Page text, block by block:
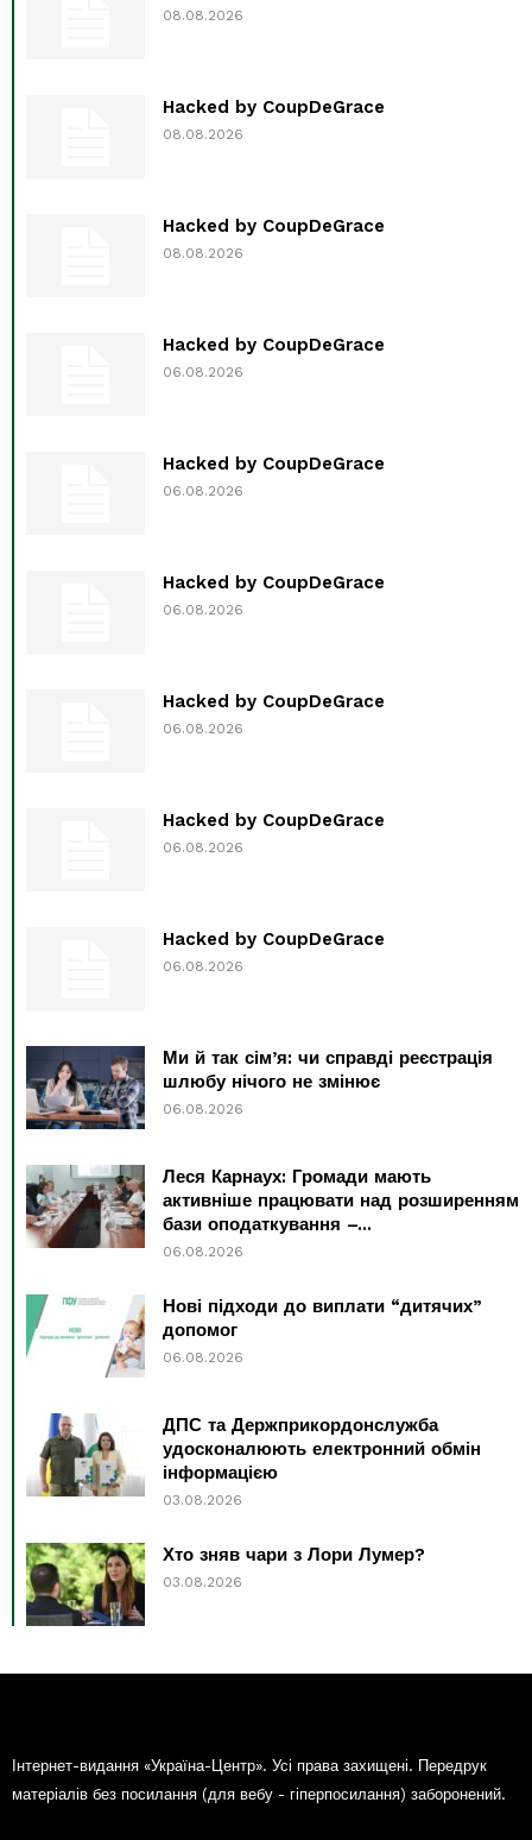
08.08.2026
Hacked by CoupDeGrace
08.08.2026
Hacked by CoupDeGrace
08.08.2026
Hacked by CoupDeGrace
06.08.2026
Hacked by CoupDeGrace
06.08.2026
Hacked by CoupDeGrace
06.08.2026
Hacked by CoupDeGrace
06.08.2026
Hacked by CoupDeGrace
06.08.2026
Hacked by CoupDeGrace
06.08.2026
Ми й так сім’я: чи справді реєстрація
шлюбу нічого не змінює
06.08.2026
Леся Карнаух: Громади мають
активніше працювати над розширенням
бази оподаткування –...
06.08.2026
Нові підходи до виплати “дитячих”
допомог
06.08.2026
ДПС та Держприкордонслужба
удосконалюють електронний обмін
інформацією
03.08.2026
Хто зняв чари з Лори Лумер?
03.08.2026
Інтернет-видання «Україна-Центр». Усі права захищені. Передрук
матеріалів без посилання (для вебу - гіперпосилання) заборонений.